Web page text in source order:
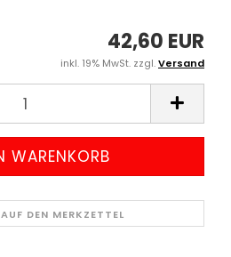
42,60 EUR
inkl. 19% MwSt. zzgl.Versand
AUF DEN MERKZETTEL